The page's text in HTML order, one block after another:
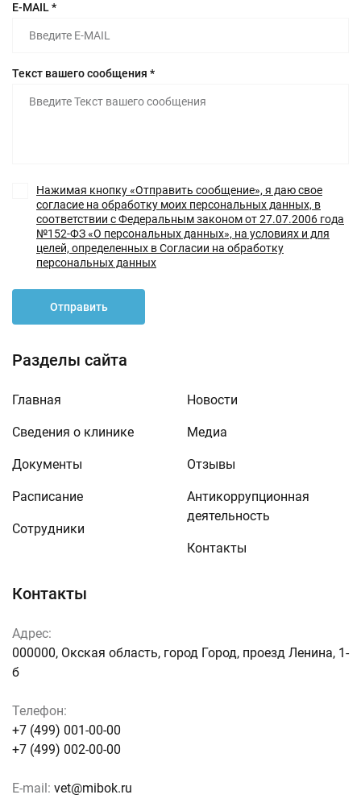
Контакты
Адрес:
000000, Окская область, город Город, проезд Ленина, 1-
б
Телефон:
+7 (499) 001-00-00
+7 (499) 002-00-00
E-mail: vet@mibok.ru
Разделы сайта
Главная
Сведения о клинике
Документы
Расписание
Сотрудники
Новости
Медиа
Отзывы
Антикоррупционная
деятельность
Контакты
E-MAIL *
Текст вашего сообщения *
Нажимая кнопку «Отправить сообщение», я даю свое
согласие на обработку моих персональных данных, в
соответствии с Федеральным законом от 27.07.2006 года
№152-ФЗ «О персональных данных», на условиях и для
целей, определенных в Согласии на обработку
персональных данных
Отправить